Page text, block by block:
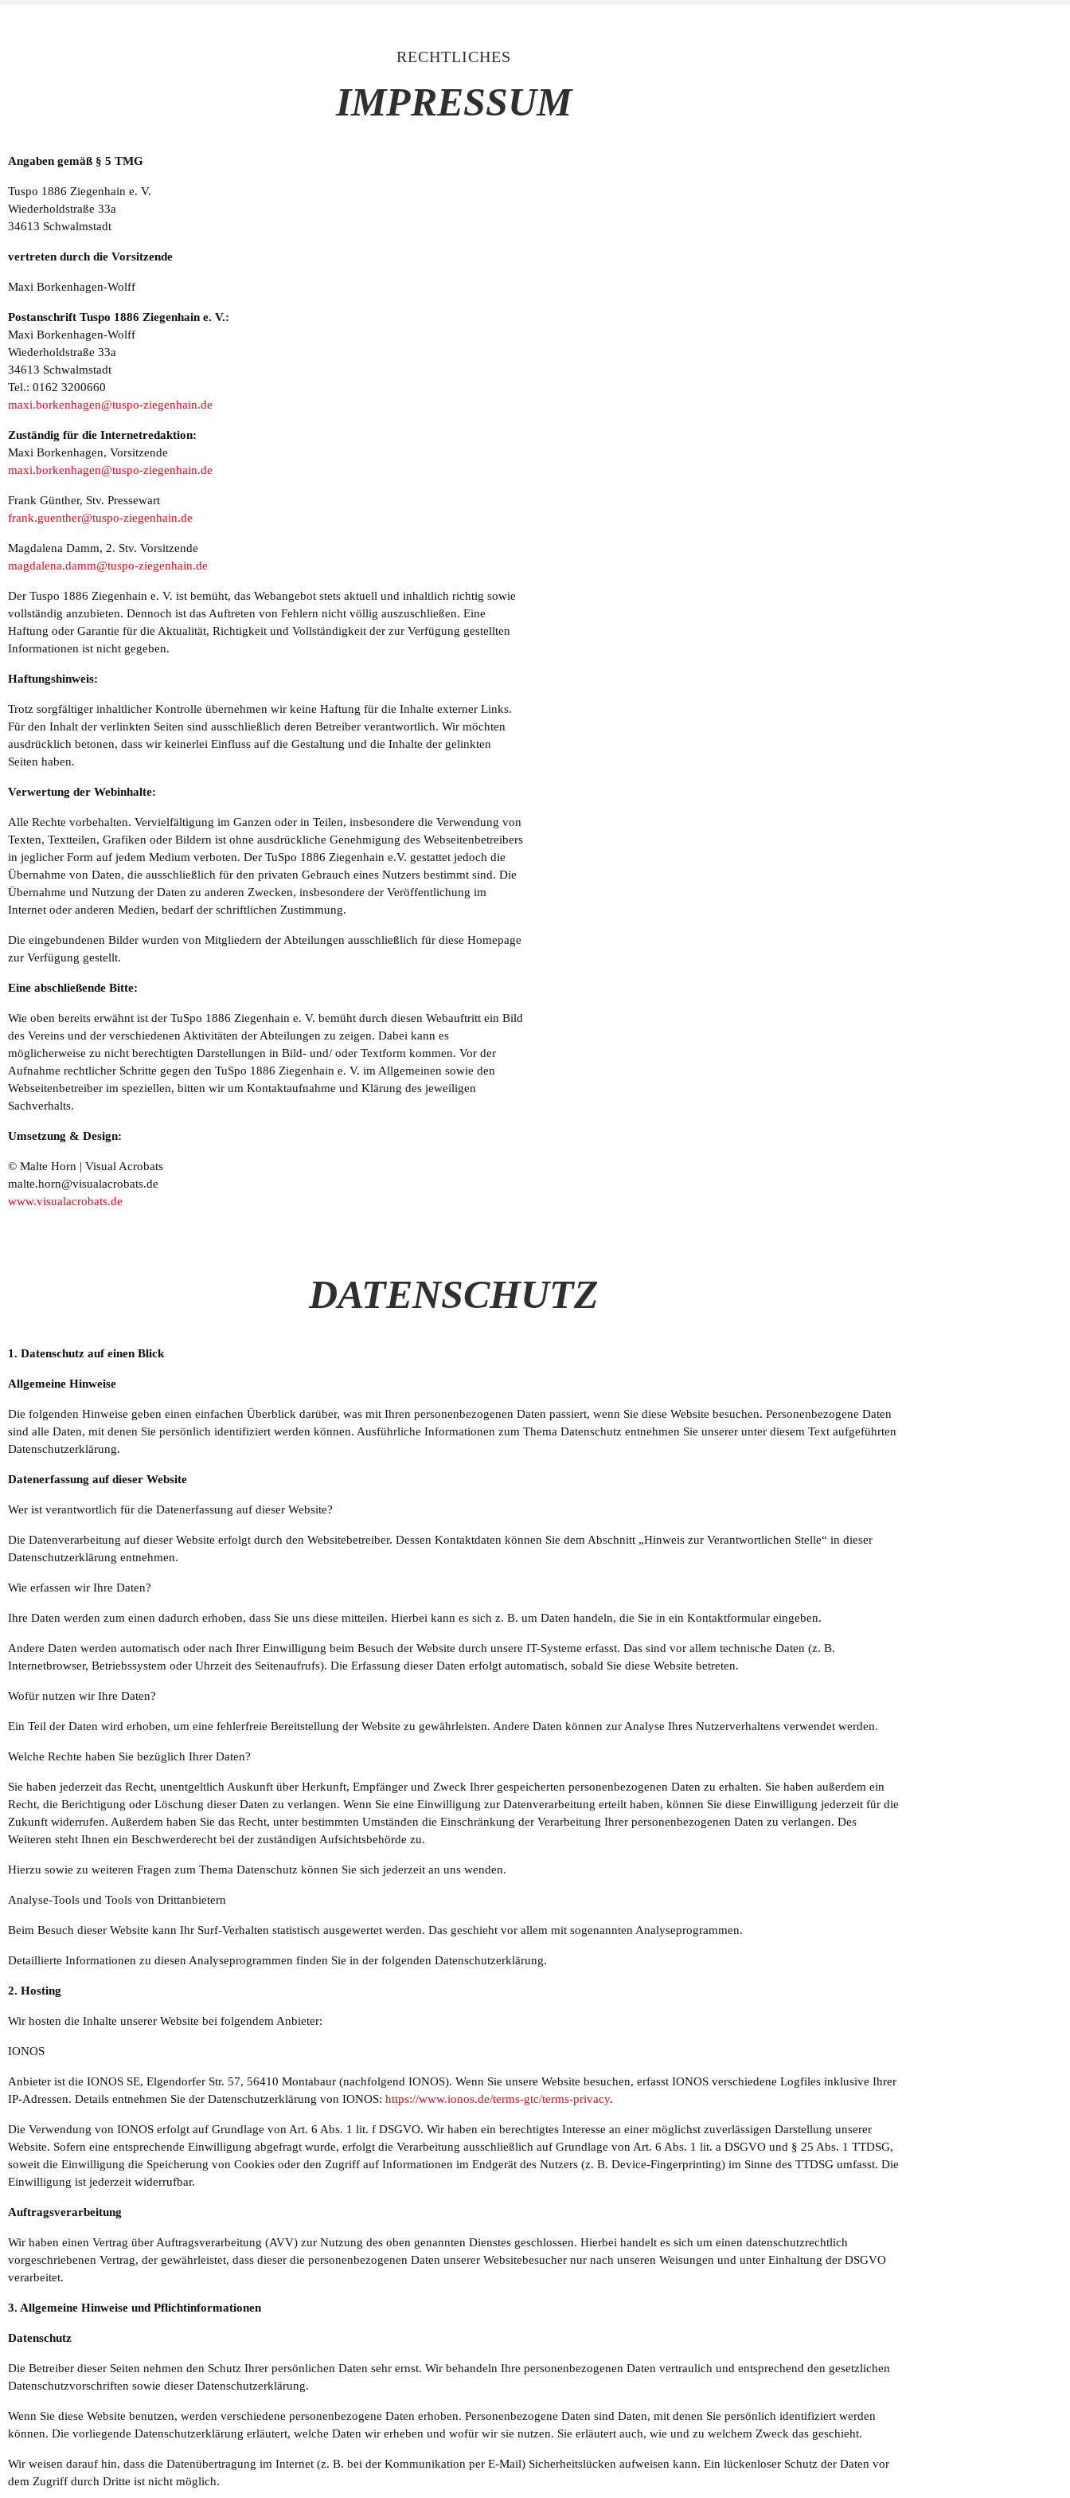
RECHTLICHES
IMPRESSUM
Angaben gemäß § 5 TMG
Tuspo 1886 Ziegenhain e. V.
Wiederholdstraße 33a
34613 Schwalmstadt
vertreten durch die Vorsitzende
Maxi Borkenhagen-Wolff
Postanschrift Tuspo 1886 Ziegenhain e. V.:
Maxi Borkenhagen-Wolff
Wiederholdstraße 33a
34613 Schwalmstadt
Tel.: 0162 3200660
maxi.borkenhagen@tuspo-ziegenhain.de
Zuständig für die Internetredaktion:
Maxi Borkenhagen, Vorsitzende
maxi.borkenhagen@tuspo-ziegenhain.de
Frank Günther, Stv. Pressewart
frank.guenther@tuspo-ziegenhain.de
Magdalena Damm, 2. Stv. Vorsitzende
magdalena.damm@tuspo-ziegenhain.de
Der Tuspo 1886 Ziegenhain e. V. ist bemüht, das Webangebot stets aktuell und inhaltlich richtig sowie
vollständig anzubieten. Dennoch ist das Auftreten von Fehlern nicht völlig auszuschließen. Eine
Haftung oder Garantie für die Aktualität, Richtigkeit und Vollständigkeit der zur Verfügung gestellten
Informationen ist nicht gegeben.
Haftungshinweis:
Trotz sorgfältiger inhaltlicher Kontrolle übernehmen wir keine Haftung für die Inhalte externer Links.
Für den Inhalt der verlinkten Seiten sind ausschließlich deren Betreiber verantwortlich. Wir möchten
ausdrücklich betonen, dass wir keinerlei Einfluss auf die Gestaltung und die Inhalte der gelinkten
Seiten haben.
Verwertung der Webinhalte:
Alle Rechte vorbehalten. Vervielfältigung im Ganzen oder in Teilen, insbesondere die Verwendung von
Texten, Textteilen, Grafiken oder Bildern ist ohne ausdrückliche Genehmigung des Webseitenbetreibers
in jeglicher Form auf jedem Medium verboten. Der TuSpo 1886 Ziegenhain e.V. gestattet jedoch die
Übernahme von Daten, die ausschließlich für den privaten Gebrauch eines Nutzers bestimmt sind. Die
Übernahme und Nutzung der Daten zu anderen Zwecken, insbesondere der Veröffentlichung im
Internet oder anderen Medien, bedarf der schriftlichen Zustimmung.
Die eingebundenen Bilder wurden von Mitgliedern der Abteilungen ausschließlich für diese Homepage
zur Verfügung gestellt.
Eine abschließende Bitte:
Wie oben bereits erwähnt ist der TuSpo 1886 Ziegenhain e. V. bemüht durch diesen Webauftritt ein Bild
des Vereins und der verschiedenen Aktivitäten der Abteilungen zu zeigen. Dabei kann es
möglicherweise zu nicht berechtigten Darstellungen in Bild- und/ oder Textform kommen. Vor der
Aufnahme rechtlicher Schritte gegen den TuSpo 1886 Ziegenhain e. V. im Allgemeinen sowie den
Webseitenbetreiber im speziellen, bitten wir um Kontaktaufnahme und Klärung des jeweiligen
Sachverhalts.
Umsetzung & Design:
© Malte Horn | Visual Acrobats
malte.horn@visualacrobats.de
www.visualacrobats.de
DATENSCHUTZ
1. Datenschutz auf einen Blick
Allgemeine Hinweise
Die folgenden Hinweise geben einen einfachen Überblick darüber, was mit Ihren personenbezogenen Daten passiert, wenn Sie diese Website besuchen. Personenbezogene Daten
sind alle Daten, mit denen Sie persönlich identifiziert werden können. Ausführliche Informationen zum Thema Datenschutz entnehmen Sie unserer unter diesem Text aufgeführten
Datenschutzerklärung.
Datenerfassung auf dieser Website
Wer ist verantwortlich für die Datenerfassung auf dieser Website?
Die Datenverarbeitung auf dieser Website erfolgt durch den Websitebetreiber. Dessen Kontaktdaten können Sie dem Abschnitt „Hinweis zur Verantwortlichen Stelle“ in dieser
Datenschutzerklärung entnehmen.
Wie erfassen wir Ihre Daten?
Ihre Daten werden zum einen dadurch erhoben, dass Sie uns diese mitteilen. Hierbei kann es sich z. B. um Daten handeln, die Sie in ein Kontaktformular eingeben.
Andere Daten werden automatisch oder nach Ihrer Einwilligung beim Besuch der Website durch unsere IT-Systeme erfasst. Das sind vor allem technische Daten (z. B.
Internetbrowser, Betriebssystem oder Uhrzeit des Seitenaufrufs). Die Erfassung dieser Daten erfolgt automatisch, sobald Sie diese Website betreten.
Wofür nutzen wir Ihre Daten?
Ein Teil der Daten wird erhoben, um eine fehlerfreie Bereitstellung der Website zu gewährleisten. Andere Daten können zur Analyse Ihres Nutzerverhaltens verwendet werden.
Welche Rechte haben Sie bezüglich Ihrer Daten?
Sie haben jederzeit das Recht, unentgeltlich Auskunft über Herkunft, Empfänger und Zweck Ihrer gespeicherten personenbezogenen Daten zu erhalten. Sie haben außerdem ein
Recht, die Berichtigung oder Löschung dieser Daten zu verlangen. Wenn Sie eine Einwilligung zur Datenverarbeitung erteilt haben, können Sie diese Einwilligung jederzeit für die
Zukunft widerrufen. Außerdem haben Sie das Recht, unter bestimmten Umständen die Einschränkung der Verarbeitung Ihrer personenbezogenen Daten zu verlangen. Des
Weiteren steht Ihnen ein Beschwerderecht bei der zuständigen Aufsichtsbehörde zu.
Hierzu sowie zu weiteren Fragen zum Thema Datenschutz können Sie sich jederzeit an uns wenden.
Analyse-Tools und Tools von Dritt­anbietern
Beim Besuch dieser Website kann Ihr Surf-Verhalten statistisch ausgewertet werden. Das geschieht vor allem mit sogenannten Analyseprogrammen.
Detaillierte Informationen zu diesen Analyseprogrammen finden Sie in der folgenden Datenschutzerklärung.
2. Hosting
Wir hosten die Inhalte unserer Website bei folgendem Anbieter:
IONOS
Anbieter ist die IONOS SE, Elgendorfer Str. 57, 56410 Montabaur (nachfolgend IONOS). Wenn Sie unsere Website besuchen, erfasst IONOS verschiedene Logfiles inklusive Ihrer
IP-Adressen. Details entnehmen Sie der Datenschutzerklärung von IONOS: https://www.ionos.de/terms-gtc/terms-privacy.
Die Verwendung von IONOS erfolgt auf Grundlage von Art. 6 Abs. 1 lit. f DSGVO. Wir haben ein berechtigtes Interesse an einer möglichst zuverlässigen Darstellung unserer
Website. Sofern eine entsprechende Einwilligung abgefragt wurde, erfolgt die Verarbeitung ausschließlich auf Grundlage von Art. 6 Abs. 1 lit. a DSGVO und § 25 Abs. 1 TTDSG,
soweit die Einwilligung die Speicherung von Cookies oder den Zugriff auf Informationen im Endgerät des Nutzers (z. B. Device-Fingerprinting) im Sinne des TTDSG umfasst. Die
Einwilligung ist jederzeit widerrufbar.
Auftragsverarbeitung
Wir haben einen Vertrag über Auftragsverarbeitung (AVV) zur Nutzung des oben genannten Dienstes geschlossen. Hierbei handelt es sich um einen datenschutzrechtlich
vorgeschriebenen Vertrag, der gewährleistet, dass dieser die personenbezogenen Daten unserer Websitebesucher nur nach unseren Weisungen und unter Einhaltung der DSGVO
verarbeitet.
3. Allgemeine Hinweise und Pflicht­informationen
Datenschutz
Die Betreiber dieser Seiten nehmen den Schutz Ihrer persönlichen Daten sehr ernst. Wir behandeln Ihre personenbezogenen Daten vertraulich und entsprechend den gesetzlichen
Datenschutzvorschriften sowie dieser Datenschutzerklärung.
Wenn Sie diese Website benutzen, werden verschiedene personenbezogene Daten erhoben. Personenbezogene Daten sind Daten, mit denen Sie persönlich identifiziert werden
können. Die vorliegende Datenschutzerklärung erläutert, welche Daten wir erheben und wofür wir sie nutzen. Sie erläutert auch, wie und zu welchem Zweck das geschieht.
Wir weisen darauf hin, dass die Datenübertragung im Internet (z. B. bei der Kommunikation per E-Mail) Sicherheitslücken aufweisen kann. Ein lückenloser Schutz der Daten vor
dem Zugriff durch Dritte ist nicht möglich.